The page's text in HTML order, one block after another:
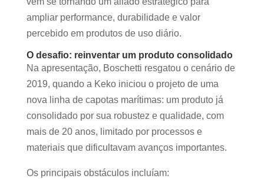
ampliar performance, durabilidade e valor
percebido em produtos de uso diário.
O desafio: reinventar um produto consolidado
Na apresentação, Boschetti resgatou o cenário de
2019, quando a Keko iniciou o projeto de uma
nova linha de capotas marítimas: um produto já
consolidado por sua robustez e qualidade, com
mais de 20 anos, limitado por processos e
materiais que dificultavam avanços importantes.
Os principais obstáculos incluíam: